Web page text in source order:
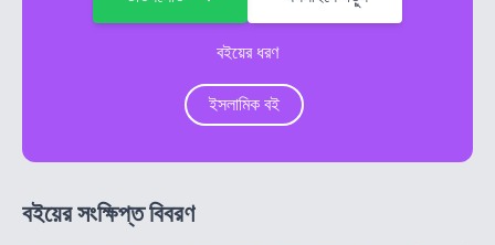
বইয়ের ধরণ
ইসলামিক বই
বইয়ের সংক্ষিপ্ত বিবরণ